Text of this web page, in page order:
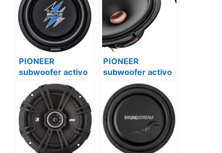
PIONEER
subwoofer activo
ts-a2500ls4
Peugeot bóxer ii
PIONEER
subwoofer activo
ts-a2500ls4 iveco
daily